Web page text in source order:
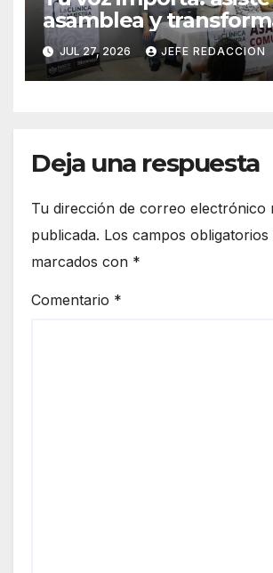
asamblea y
clínica del IMSS-
JUL 27, 2026 JEFE REDACCION
Deja una respuesta
Tu dirección de correo electrónico
publicada. Los campos obligatorios
marcados con *
Comentario *